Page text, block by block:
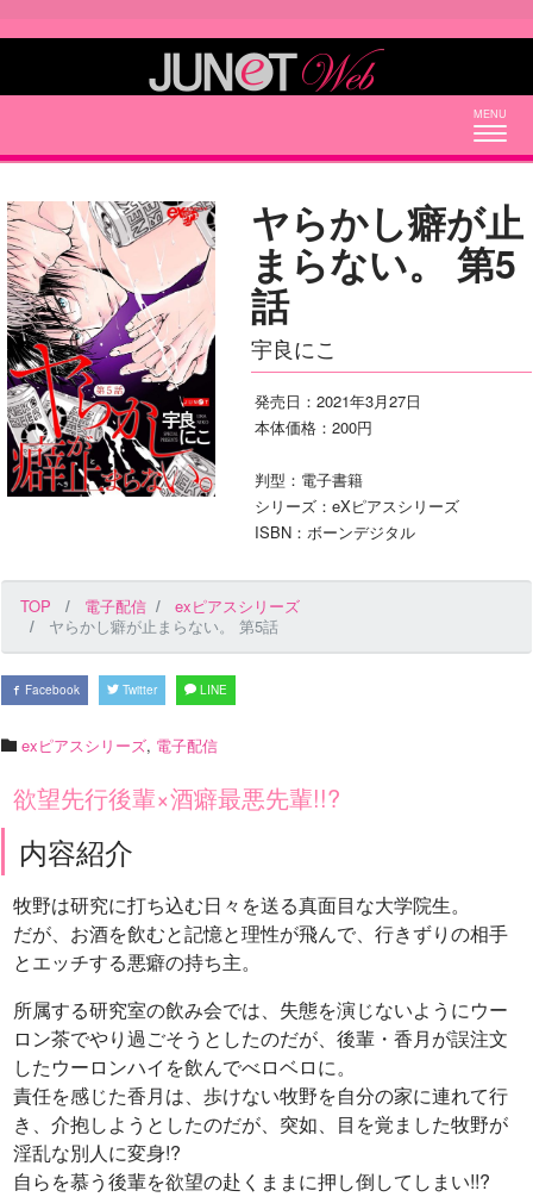
ヤらかし癖が止
まらない。 第5
話
宇良にこ
発売日：2021年3月27日
本体価格：200円
判型：電子書籍
シリーズ：eXピアスシリーズ
ISBN：ボーンデジタル
TOP 電子配信
exピアスシリーズ
ヤらかし癖が止まらない。 第5話
Facebook Twitter LINE
exピアスシリーズ, 電子配信
欲望先行後輩×酒癖最悪先輩!!?
内容紹介
牧野は研究に打ち込む日々を送る真面目な大学院生。
だが、お酒を飲むと記憶と理性が飛んで、行きずりの相手
とエッチする悪癖の持ち主。
所属する研究室の飲み会では、失態を演じないようにウー
ロン茶でやり過ごそうとしたのだが、後輩・香月が誤注文
したウーロンハイを飲んでべロベロに。
責任を感じた香月は、歩けない牧野を自分の家に連れて行
き、介抱しようとしたのだが、突如、目を覚ました牧野が
淫乱な別人に変身!?
自らを慕う後輩を欲望の赴くままに押し倒してしまい!!?